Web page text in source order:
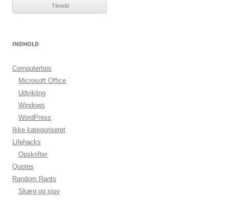
INDHOLD
Computertips
Microsoft Office
Udvikling
Windows
WordPress
Ikke kategoriseret
Lifehacks
Opskrifter
Quotes
Random Rants
Skæg og sjov